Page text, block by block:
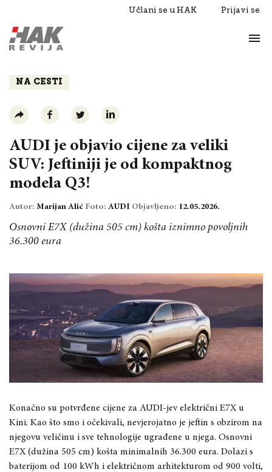
Učlani se u HAK Prijavi se
Razgovori
NA CESTI
AUDI je objavio cijene za veliki
SUV: Jeftiniji je od kompaktnog
modela Q3!
Autor: Marijan Alić Foto: AUDI Objavljeno: 12.05.2026.
Osnovni E7X (dužina 505 cm) košta iznimno povoljnih
36.300 eura
Konačno su potvrđene cijene za AUDI-jev električni E7X u
Kini. Kao što smo i očekivali, nevjerojatno je jeftin s obzirom na
njegovu veličinu i sve tehnologije ugrađene u njega. Osnovni
E7X (dužina 505 cm) košta minimalnih 36.300 eura. Dolazi s
baterijom od 100 kWh i električnom arhitekturom od 900 volti,